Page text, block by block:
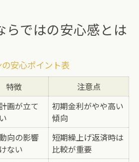
らではの安心感とは
安心ポイント表
特徴
注意点
画が立て
初期金利がやや高い
傾向
向の影響
ない
短期繰上げ返済時は
比較が重要